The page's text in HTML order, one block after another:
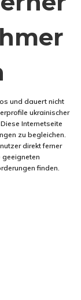
und dauert nicht
ukrainischer
Internetseite
zu begleichen.
direkt ferner
finden.